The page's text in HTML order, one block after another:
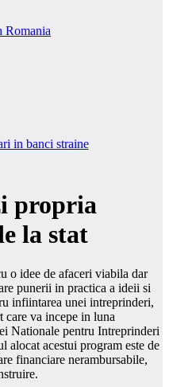
Romania
propria
la stat
o idee de afaceri viabila dar
punerii in practica a ideii si
infiintarea unei intreprinderi,
care va incepe in luna
Nationale pentru Intreprinderi
acestui program este de
financiare nerambursabile,